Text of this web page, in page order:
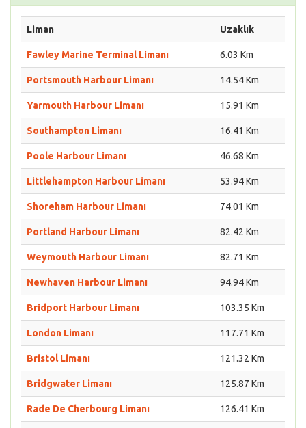
Liman Uzaklık
Fawley Marine Terminal Limanı 6.03 Km
Portsmouth Harbour Limanı 14.54 Km
Yarmouth Harbour Limanı 15.91 Km
Southampton Limanı 16.41 Km
Poole Harbour Limanı 46.68 Km
Littlehampton Harbour Limanı 53.94 Km
Shoreham Harbour Limanı 74.01 Km
Portland Harbour Limanı 82.42 Km
Weymouth Harbour Limanı 82.71 Km
Newhaven Harbour Limanı 94.94 Km
Bridport Harbour Limanı 103.35 Km
London Limanı 117.71 Km
Bristol Limanı 121.32 Km
Bridgwater Limanı 125.87 Km
Rade De Cherbourg Limanı 126.41 Km